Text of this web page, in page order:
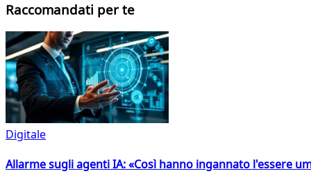
Raccomandati per te
Digitale
Allarme sugli agenti IA: «Così hanno ingannato l'essere